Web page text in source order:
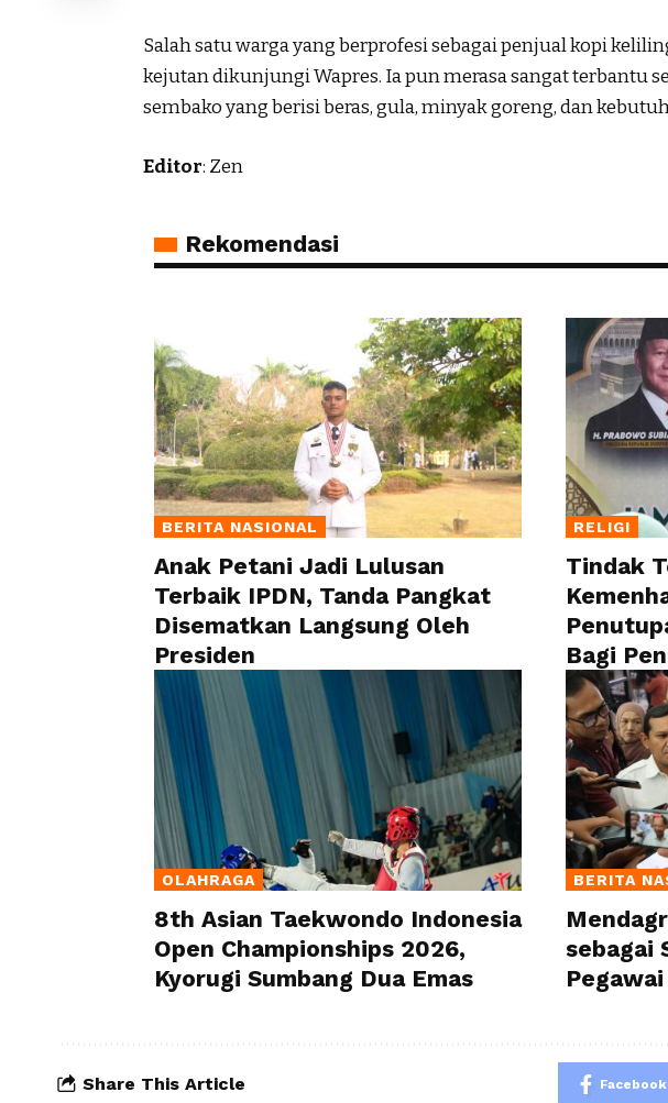
Salah satu warga yang berprofesi sebagai penjual kopi
kejutan dikunjungi Wapres. Ia pun merasa sangat terbantu
sembako yang berisi beras, gula, minyak goreng, dan
Editor: Zen
Rekomendasi
BERITA NASIONAL
Anak Petani Jadi Lulusan
Terbaik IPDN, Tanda Pangkat
Disematkan Langsung Oleh
Presiden
RELIGI
Tindak
Bagi
OLAHRAGA
8th Asian Taekwondo Indonesia
Open Championships 2026,
Kyorugi Sumbang Dua Emas
BERITA
sebagai
Share This Article Facebook